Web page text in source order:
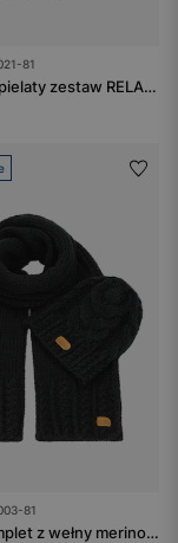
81
Czarno-popielaty zestaw RELAKS czapka z puchatym pomponem i komin
81
Czarny komplet z wełny merino - czapka + szalik